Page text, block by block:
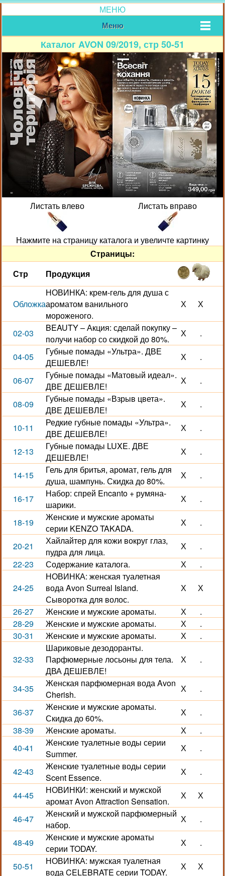
МЕНЮ
Меню
Каталог AVON 09/2019, стр 50-51
Листать влево Листать вправо
Нажмите на страницу каталога и увеличте картинку
Страницы:
Стр
Продукция
Обложка
НОВИНКА: крем-гель для душа с
ароматом ванильного
мороженого.
Х Х
02-03
BEAUTY – Акция: сделай покупку –
получи набор со скидкой до 80%.
Х .
04-05
Губные помады «Ультра». ДВЕ
ДЕШЕВЛЕ!
Х .
06-07
Губные помады «Матовый идеал».
ДВЕ ДЕШЕВЛЕ!
Х .
08-09
Губные помады «Взрыв цвета».
ДВЕ ДЕШЕВЛЕ!
Х .
10-11
Редкие губные помады «Ультра».
ДВЕ ДЕШЕВЛЕ!
Х .
12-13
Губные помады LUXE. ДВЕ
ДЕШЕВЛЕ!
Х .
14-15
Гель для бритья, аромат, гель для
душа, шампунь. Скидка до 80%.
Х .
16-17
Набор: спрей Encanto + румяна-
шарики.
Х .
18-19
Женские и мужские ароматы
серии KENZO TAKADA.
Х .
20-21
Хайлайтер для кожи вокруг глаз,
пудра для лица.
Х
.
22-23
Содержание каталога. Х .
24-25
НОВИНКА: женская туалетная
вода Avon Surreal Island.
Сыворотка для волос.
Х Х
26-27 Женские и мужские ароматы. Х
.
28-29
Женские и мужские ароматы. Х
.
30-31
Женские и мужские ароматы. Х .
32-33
Шариковые дезодоранты.
Парфюмерные лосьоны для тела.
ДВА ДЕШЕВЛЕ!
Х .
34-35
Женская парфюмерная вода Avon
Cherish.
Х .
36-37
Женские и мужские ароматы.
Скидка до 60%.
Х
.
38-39
Женские ароматы. Х
.
40-41
Женские туалетные воды серии
Summer.
Х .
42-43
Женские туалетные воды серии
Scent Essence.
Х .
44-45
НОВИНКИ: женский и мужской
аромат Avon Attraction Sensation.
Х Х
46-47
Женский и мужской парфюмерный
набор.
Х .
48-49
Женские и мужские ароматы
серии TODAY.
Х .
50-51
НОВИНКА: мужская туалетная
вода CELEBRATE серии TODAY.
Х Х